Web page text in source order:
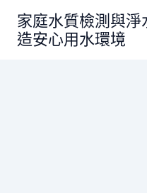
家庭水質檢測與
造安心用水環境